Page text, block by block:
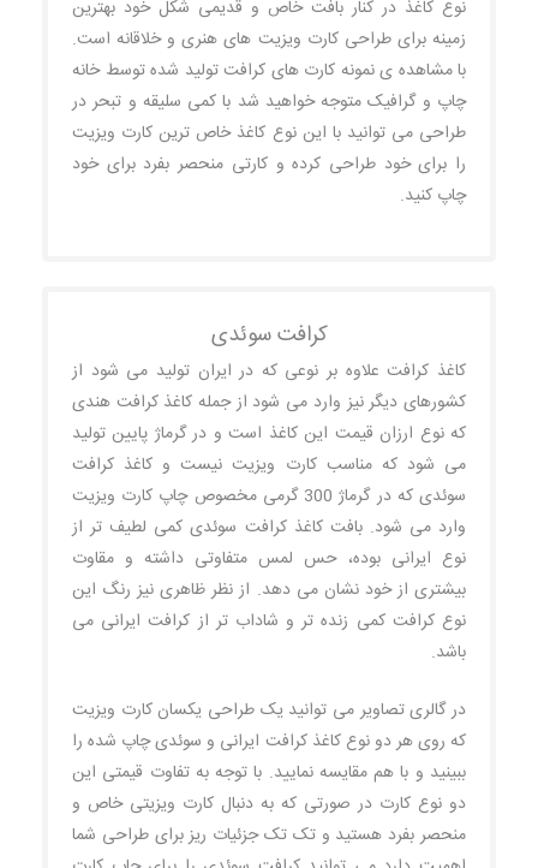
نوع کاغذ در کنار بافت خاص و قدیمی شکل خود بهترین
زمینه برای طراحی کارت ویزیت های هنری و خلاقانه است.
با مشاهده ی نمونه کارت های کرافت تولید شده توسط خانه
چاپ و گرافیک متوجه خواهید شد با کمی سلیقه و تبحر در
طراحی می توانید با این نوع کاغذ خاص ترین کارت ویزیت
را برای خود طراحی کرده و کارتی منحصر بفرد برای خود
چاپ کنید.
کرافت سوئدی
کاغذ کرافت علاوه بر نوعی که در ایران تولید می شود از
کشورهای دیگر نیز وارد می شود از جمله کاغذ کرافت هندی
که نوع ارزان قیمت این کاغذ است و در گرماژ پایین تولید
می شود که مناسب کارت ویزیت نیست و کاغذ کرافت
سوئدی که در گرماژ 300 گرمی مخصوص چاپ کارت ویزیت
وارد می شود. بافت کاغذ کرافت سوئدی کمی لطیف تر از
نوع ایرانی بوده، حس لمس متفاوتی داشته و مقاوت
بیشتری از خود نشان می دهد. از نظر ظاهری نیز رنگ این
نوع کرافت کمی زنده تر و شاداب تر از کرافت ایرانی می
باشد.
در گالری تصاویر می توانید یک طراحی یکسان کارت ویزیت
که روی هر دو نوع کاغذ کرافت ایرانی و سوئدی چاپ شده را
ببینید و با هم مقایسه نمایید. با توجه به تفاوت قیمتی این
دو نوع کارت در صورتی که به دنبال کارت ویزیتی خاص و
منحصر بفرد هستید و تک تک جزئیات ریز برای طراحی شما